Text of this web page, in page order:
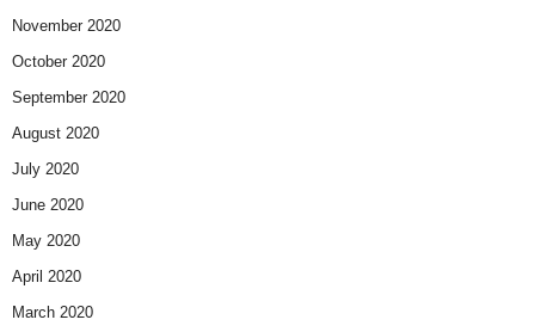
November 2020
October 2020
September 2020
August 2020
July 2020
June 2020
May 2020
April 2020
March 2020